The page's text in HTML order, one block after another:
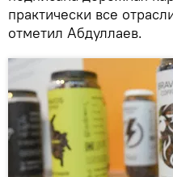
практически все
отметил Абдуллаев.